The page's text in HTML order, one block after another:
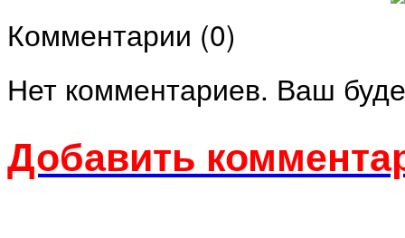
Комментарии (0)
Нет комментариев. Ваш
Добавить